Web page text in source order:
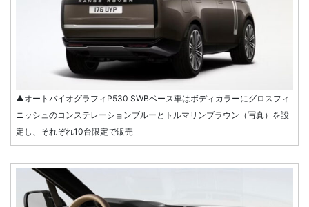
▲オートバイオグラフィP530 SWBベース車はボディカラーにグロスフィ
ニッシュのコンステレーションブルーとトルマリンブラウン（写真）を設
定し、それぞれ10台限定で販売